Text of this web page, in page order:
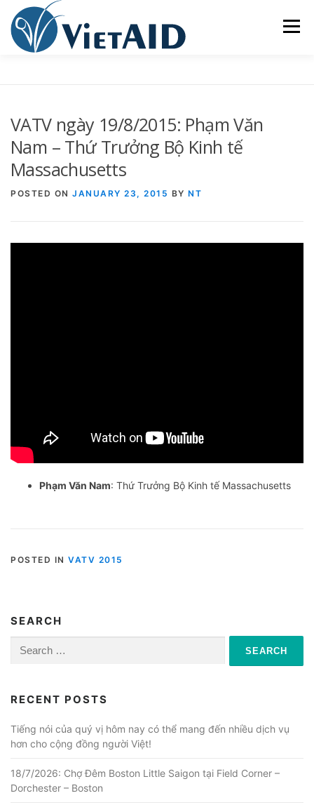
content
Menu
TRUNG TÂM CỘNG ĐỒNG SINH HOẠT
VATV ngày 19/8/2015: Phạm Văn
Nam – Thứ Trưởng Bộ Kinh tế
Massachusetts
POSTED ON JANUARY 23, 2015 BY NT
Phạm Văn Nam: Thứ Trưởng Bộ Kinh tế Massachusetts
POSTED IN VATV 2015
SEARCH
for:
RECENT POSTS
Tiếng nói của quý vị hôm nay có thể mang đến nhiều dịch vụ
hơn cho cộng đồng người Việt!
18/7/2026: Chợ Đêm Boston Little Saigon tại Field Corner –
Dorchester – Boston